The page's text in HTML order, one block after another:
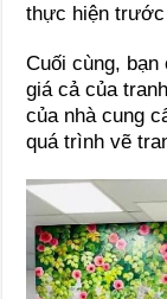
thực hiện trước
Cuối cùng,
giá cả của
của nhà cung
quá trình vẽ